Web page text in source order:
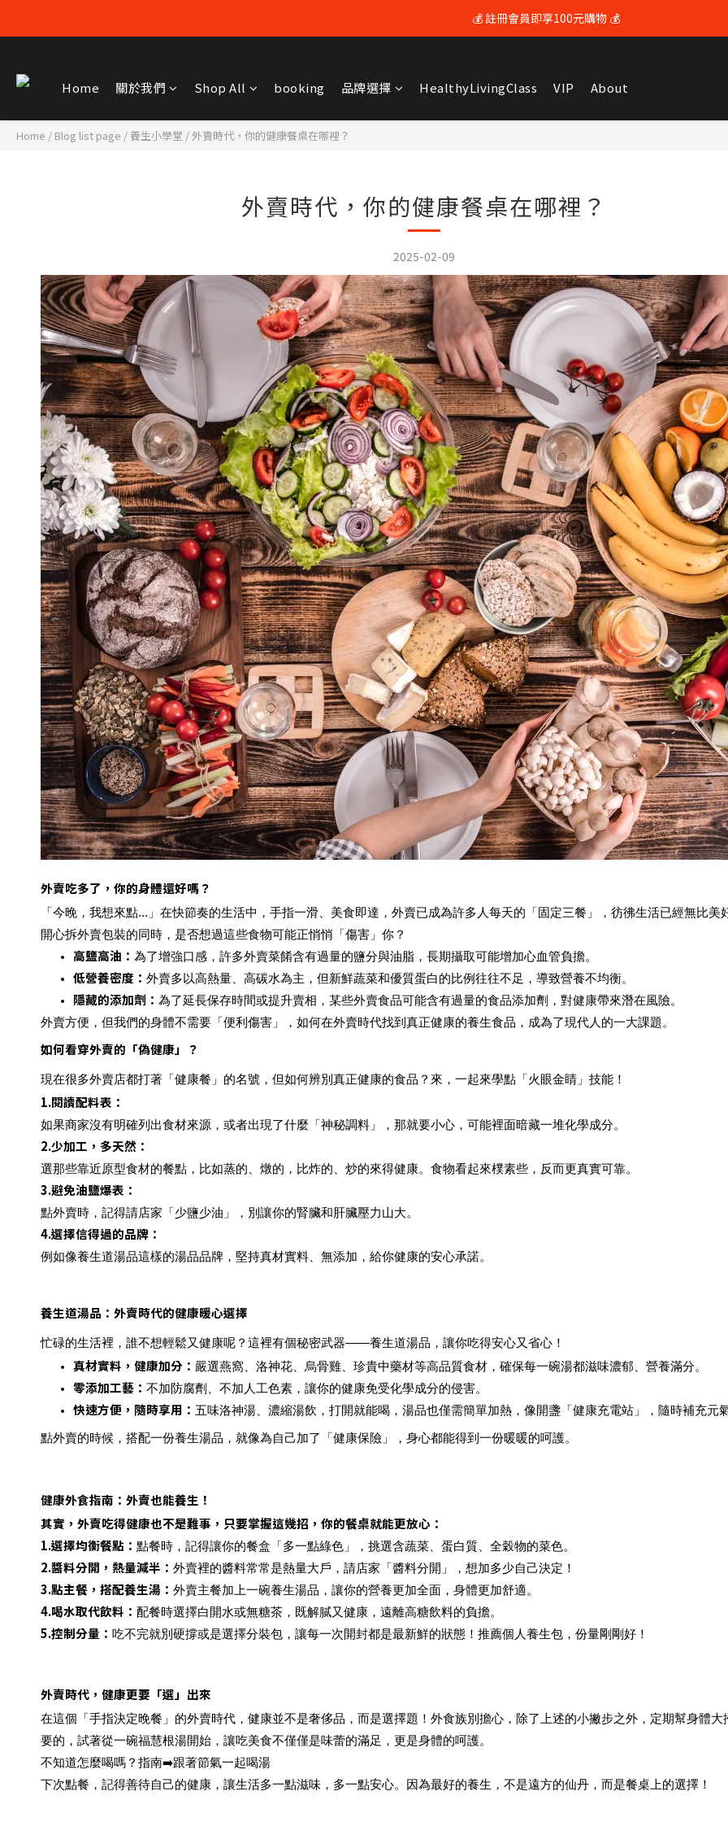
💰 註冊會員即享100元購物 💰
🚚 全館滿$3600享免運（限本島) 🚚
Home 關於我們 Shop All booking 品牌選擇 HealthyLivingClass VIP About
Home / Blog list page / 養生小學堂 /外賣時代，你的健康餐桌在哪裡？
外賣時代，你的健康餐桌在哪裡？
2025-02-09
外賣吃多了，你的身體還好嗎？
「今晚，我想來點...」在快節奏的生活中，手指一滑、美食即達，外賣已成為許多人每天的「固定三餐」，彷彿生活已經無比美
開心拆外賣包裝的同時，是否想過這些食物可能正悄悄「傷害」你？
高鹽高油 ： 為了增強口感，許多外賣菜餚含有過量的鹽分與油脂，長期攝取可能增加心血管負擔。
低營養密度 ： 外賣多以高熱量、高碳水為主，但新鮮蔬菜和優質蛋白的比例往往不足，導致營養不均衡。
隱藏的添加劑 ： 為了延長保存時間或提升賣相，某些外賣食品可能含有過量的食品添加劑，對健康帶來潛在風險。
外賣方便，但我們的身體不需要「便利傷害」，如何在外賣時代找到真正健康的養生食品，成為了現代人的一大課題。
如何看穿外賣的「偽健康」？
現在很多外賣店都打著「健康餐」的名號，但如何辨別真正健康的食品？來，一起來學點「火眼金睛」技能！
1.閱讀配料表：
如果商家沒有明確列出食材來源，或者出現了什麼「神秘調料」，那就要小心，可能裡面暗藏一堆化學成分。
2.少加工，多天然：
選那些靠近原型食材的餐點，比如蒸的、燉的，比炸的、炒的來得健康。食物看起來樸素些，反而更真實可靠。
3.避免油鹽爆表：
點外賣時，記得請店家「少鹽少油」，別讓你的腎臟和肝臟壓力山大。
4.選擇信得過的品牌：
例如像養生道湯品這樣的湯品品牌，堅持真材實料、無添加，給你健康的安心承諾。
養生道湯品：外賣時代的健康暖心選擇
忙碌的生活裡，誰不想輕鬆又健康呢？這裡有個秘密武器——養生道湯品 ，讓你吃得安心又省心！
真材實料，健康加分 ： 嚴選燕窩、洛神花、烏骨雞、珍貴中藥材等高品質食材，確保每一碗湯都滋味濃郁、營養滿分。
零添加工藝 ： 不加防腐劑、不加人工色素，讓你的健康免受化學成分的侵害。
快速方便，隨時享用 ： 五味洛神湯、濃縮湯飲，打開就能喝，湯品也僅需簡單加熱，像開盞「健康充電站」，隨時補充元
點外賣的時候，搭配一份養生湯品，就像為自己加了「健康保險」，身心都能得到一份暖暖的呵護。
健康外食指南：外賣也能養生！
其實，外賣吃得健康也不是難事，只要掌握這幾招，你的餐桌就能更放心：
1.選擇均衡餐點 ： 點餐時，記得讓你的餐盒「多一點綠色」，挑選含蔬菜、蛋白質、全穀物的菜色。
2.醬料分開，熱量減半 ： 外賣裡的醬料常常是熱量大戶，請店家「醬料分開」，想加多少自己決定！
3.點主餐，搭配養生湯 ： 外賣主餐加上一碗養生湯品，讓你的營養更加全面，身體更加舒適。
4.喝水取代飲料 ： 配餐時選擇白開水或無糖茶，既解膩又健康，遠離高糖飲料的負擔。
5.控制分量 ： 吃不完就別硬撐或是選擇分裝包，讓每一次開封都是最新鮮的狀態！推薦個人養生包，份量剛剛好！
外賣時代，健康更要「選」出來
在這個「手指決定晚餐」的外賣時代，健康並不是奢侈品，而是選擇題！外食族別擔心，除了上述的小撇步之外，定期幫身體大
要的，試著從一碗福慧根湯開始，讓吃美食不僅僅是味蕾的滿足，更是身體的呵護。
不知道怎麼喝嗎？指南➡️跟著節氣一起喝湯
下次點餐，記得善待自己的健康，讓生活多一點滋味，多一點安心。因為最好的養生，不是遠方的仙丹，而是餐桌上的選擇！